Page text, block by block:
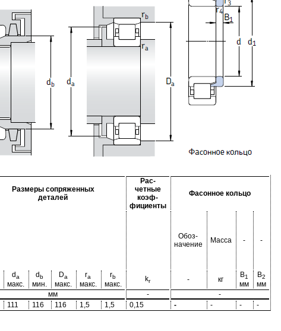
Размеры сопряженных
деталей
Рас-
четные
коэф-
фициенты
Фасонное кольцо
Обоз-
начение
Масса - -
da
макс.
d b
мин.
Da
макс.
ra
макс.
rb
макс.
kr - кг
B1
мм
B2
мм
мм -
-
111 116 116 1,5 1,5 0,15 - - - -